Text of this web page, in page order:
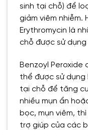
sinh tại chỗ) để
giảm viêm nhiễm.
Erythromycin là
chỗ được sử
Benzoyl Peroxide
thể được sử dụng
tại chỗ để tăng
nhiều mụn ẩn
bọc, mụn viêm,
trợ giúp của các